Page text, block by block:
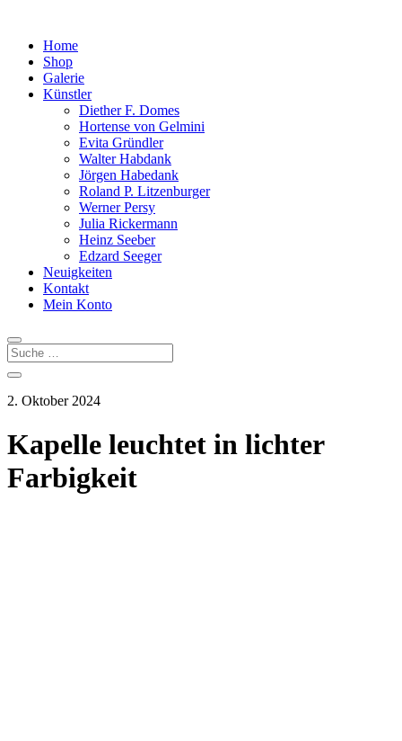
Home
Shop
Galerie
Künstler
Diether F. Domes
Hortense von Gelmini
Evita Gründler
Walter Habdank
Jörgen Habedank
Roland P. Litzenburger
Werner Persy
Julia Rickermann
Heinz Seeber
Edzard Seeger
Neuigkeiten
Kontakt
Mein Konto
2. Oktober 2024
Kapelle leuchtet in lichter
Farbigkeit